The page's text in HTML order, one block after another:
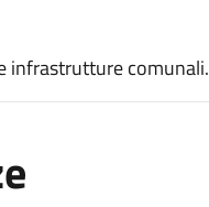
infrastrutture comunali.